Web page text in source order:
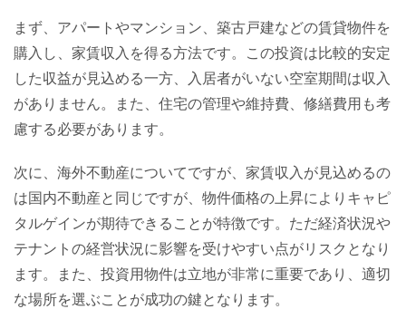
まず、アパートやマンション、築古戸建などの賃貸物件を
購入し、家賃収入を得る方法です。この投資は比較的安定
した収益が見込める一方、入居者がいない空室期間は収入
がありません。また、住宅の管理や維持費、修繕費用も考
慮する必要があります。
次に、海外不動産についてですが、家賃収入が見込めるの
は国内不動産と同じですが、物件価格の上昇によりキャピ
タルゲインが期待できることが特徴です。ただ経済状況や
テナントの経営状況に影響を受けやすい点がリスクとなり
ます。また、投資用物件は立地が非常に重要であり、適切
な場所を選ぶことが成功の鍵となります。